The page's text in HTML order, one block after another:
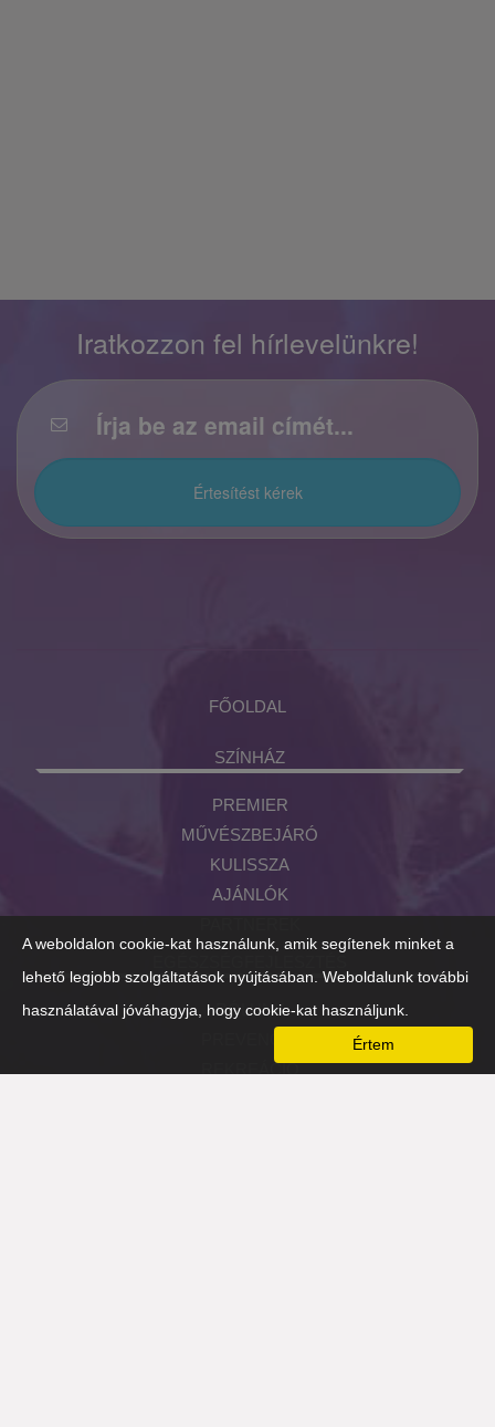
Iratkozzon fel hírlevelünkre!
FŐOLDAL
SZÍNHÁZ
PREMIER
MŰVÉSZBEJÁRÓ
KULISSZA
AJÁNLÓK
RÓLUNK
REKREÁCIÓ
A weboldalon cookie-kat használunk, amik segítenek minket a
lehető legjobb szolgáltatások nyújtásában. Weboldalunk további
használatával jóváhagyja, hogy cookie-kat használjunk.
Értem